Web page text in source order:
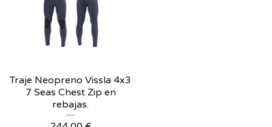
Traje Neopreno Vissla 4x3
7 Seas Chest Zip en
rebajas.